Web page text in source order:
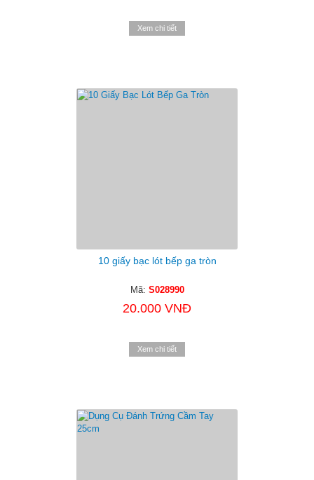
Xem chi tiết
10 giấy bạc lót bếp ga tròn
Mã: S028990
20.000 VNĐ
Xem chi tiết